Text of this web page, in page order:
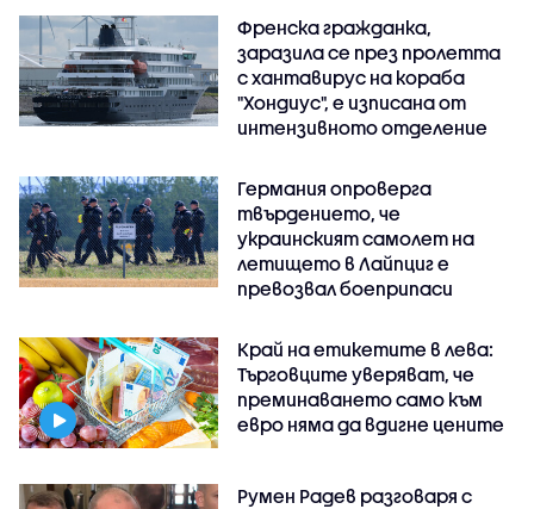
Френска гражданка,
заразила се през пролетта
с хантавирус на кораба
"Хондиус", е изписана от
интензивното отделение
Германия опроверга
твърдението, че
украинският самолет на
летището в Лайпциг е
превозвал боеприпаси
Край на етикетите в лева:
Търговците уверяват, че
преминаването само към
евро няма да вдигне цените
Румен Радев разговаря с